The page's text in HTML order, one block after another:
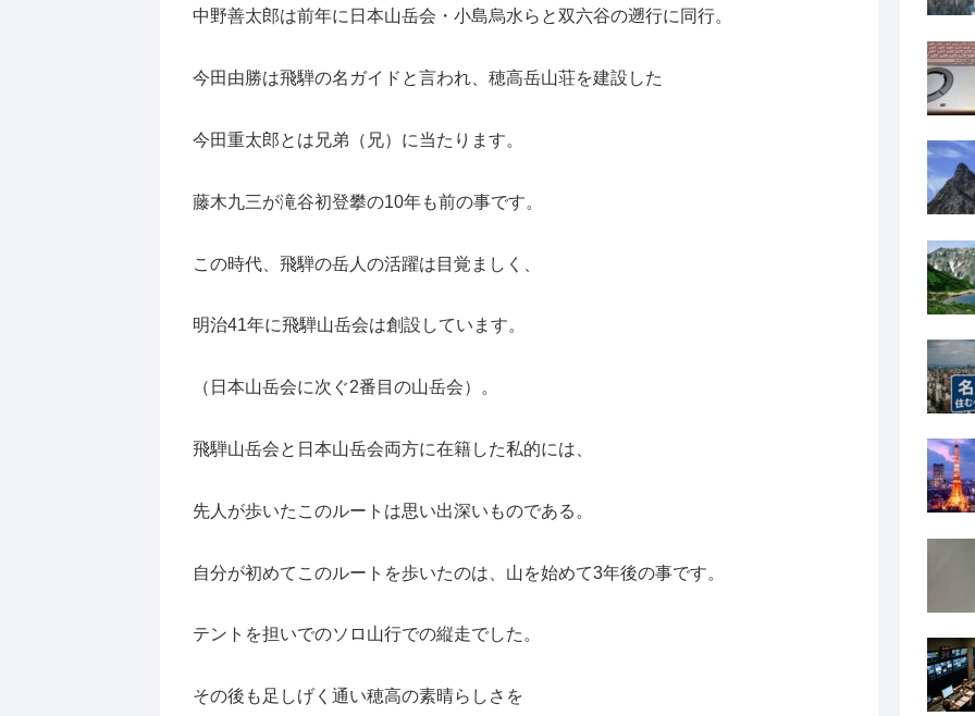
中野善太郎は前年に日本山岳会・小島烏水らと双六谷の遡行に同行。
今田由勝は飛騨の名ガイドと言われ、穂高岳山荘を建設した
今田重太郎とは兄弟（兄）に当たります。
藤木九三が滝谷初登攀の10年も前の事です。
この時代、飛騨の岳人の活躍は目覚ましく、
明治41年に飛騨山岳会は創設しています。
（日本山岳会に次ぐ2番目の山岳会）。
飛騨山岳会と日本山岳会両方に在籍した私的には、
先人が歩いたこのルートは思い出深いものである。
自分が初めてこのルートを歩いたのは、山を始めて3年後の事です。
テントを担いでのソロ山行での縦走でした。
その後も足しげく通い穂高の素晴らしさを